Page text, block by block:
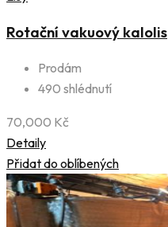
Rotační vakuový kalolis
Prodám
490 shlédnutí
70,000 Kč
Detaily
Přidat do oblíbených